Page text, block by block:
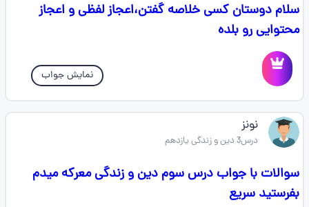
سلام دوستان کسی خلاصه گفتن،اعجاز لفظی و اعجاز
محتوایی رو بلده
نمایش جواب
نونز
درس3 دین و زندگی یازدهم
سوالات با جواب درس سوم دین و زندگی معرکه میدم
بفرستید سریع